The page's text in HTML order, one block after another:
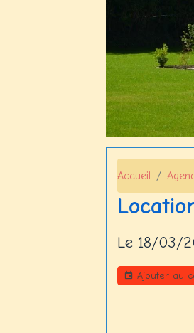
Accueil
Le 18/03/
Ajouter au